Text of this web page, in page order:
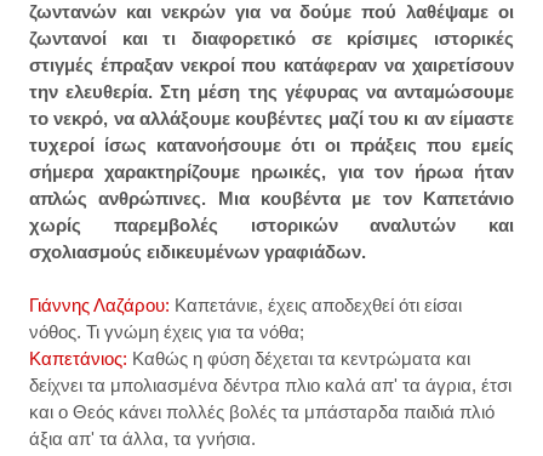
ζωντανών και νεκρών για να δούμε πού λαθέψαμε οι
ζωντανοί και τι διαφορετικό σε κρίσιμες ιστορικές
στιγμές έπραξαν νεκροί που κατάφεραν να χαιρετίσουν
την ελευθερία. Στη μέση της γέφυρας να ανταμώσουμε
το νεκρό, να αλλάξουμε κουβέντες μαζί του κι αν είμαστε
τυχεροί ίσως κατανοήσουμε ότι οι πράξεις που εμείς
σήμερα χαρακτηρίζουμε ηρωικές, για τον ήρωα ήταν
απλώς ανθρώπινες. Μια κουβέντα με τον Καπετάνιο
χωρίς παρεμβολές ιστορικών αναλυτών και
σχολιασμούς ειδικευμένων γραφιάδων.
Γιάννης Λαζάρου: Καπετάνιε, έχεις αποδεχθεί ότι είσαι
νόθος. Τι γνώμη έχεις για τα νόθα;
Καπετάνιος: Καθώς η φύση δέχεται τα κεντρώματα και
δείχνει τα μπολιασμένα δέντρα πλιο καλά απ' τα άγρια, έτσι
και ο Θεός κάνει πολλές βολές τα μπάσταρδα παιδιά πλιό
άξια απ' τα άλλα, τα γνήσια.